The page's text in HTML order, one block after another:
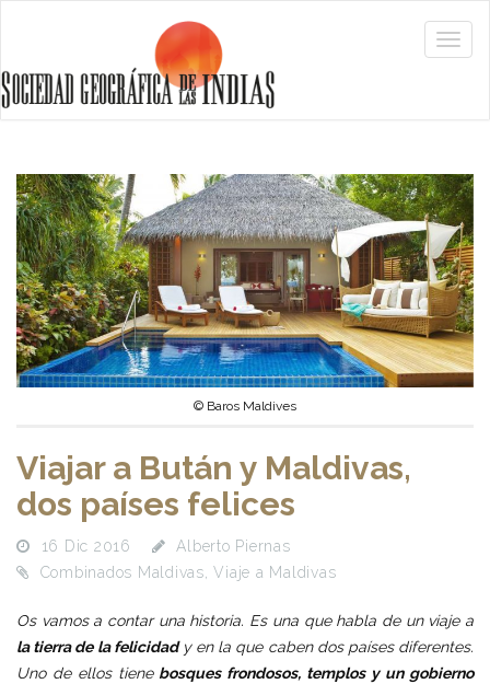
© Baros Maldives
Viajar a Bután y Maldivas,
dos países felices
16 Dic 2016
Alberto Piernas
Combinados Maldivas ,Viaje a Maldivas
Os vamos a contar una historia. Es una que habla de un viaje a
la tierra de la felicidady en la que caben dos países diferentes.
Uno de ellos tienebosques frondosos, templos y un gobierno